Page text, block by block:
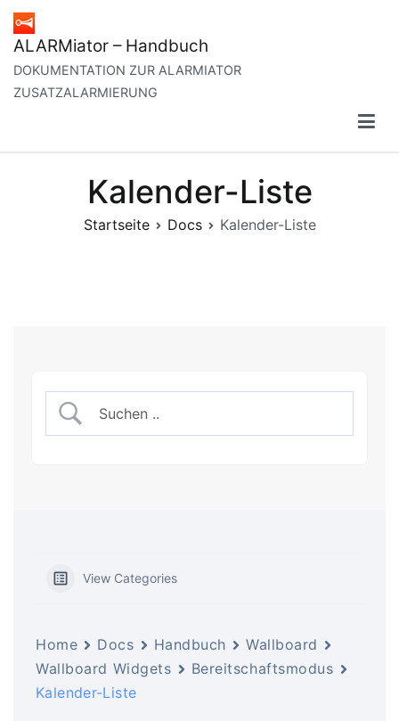
Zum
Inhalt
springen
ALARMiator – Handbuch
DOKUMENTATION ZUR ALARMIATOR
ZUSATZALARMIERUNG
Kalender-Liste
Startseite Docs Kalender-Liste
View Categories
Home Docs Handbuch
Wallboard
Wallboard Widgets
Bereitschaftsmodus
Kalender-Liste